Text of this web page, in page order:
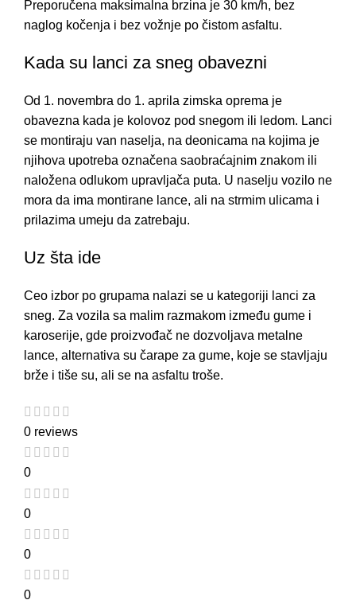
Preporučena maksimalna brzina je 30 km/h, bez
naglog kočenja i bez vožnje po čistom asfaltu.
Kada su lanci za sneg obavezni
Od 1. novembra do 1. aprila zimska oprema je
obavezna kada je kolovoz pod snegom ili ledom. Lanci
se montiraju van naselja, na deonicama na kojima je
njihova upotreba označena saobraćajnim znakom ili
naložena odlukom upravljača puta. U naselju vozilo ne
mora da ima montirane lance, ali na strmim ulicama i
prilazima umeju da zatrebaju.
Uz šta ide
Ceo izbor po grupama nalazi se u kategoriji lanci za
sneg. Za vozila sa malim razmakom između gume i
karoserije, gde proizvođač ne dozvoljava metalne
lance, alternativa su čarape za gume, koje se stavljaju
brže i tiše su, ali se na asfaltu troše.
0 reviews
0
0
0
0